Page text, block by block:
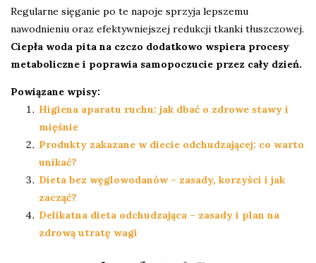
Regularne sięganie po te napoje sprzyja lepszemu
nawodnieniu oraz efektywniejszej redukcji tkanki tłuszczowej.
Ciepła woda pita na czczo dodatkowo wspiera procesy
metaboliczne i poprawia samopoczucie przez cały dzień.
Powiązane wpisy:
Higiena aparatu ruchu: jak dbać o zdrowe stawy i
mięśnie
Produkty zakazane w diecie odchudzającej: co warto
unikać?
Dieta bez węglowodanów – zasady, korzyści i jak
zacząć?
Delikatna dieta odchudzająca – zasady i plan na
zdrową utratę wagi